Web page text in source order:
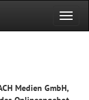
Medien GmbH,